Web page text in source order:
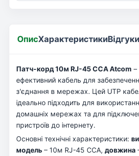
ОписХарактеристики
Патч-корд 10м RJ-45 CCA Atcom –
ефективний кабель для
з'єднання в мережах. Цей UTP
ідеально підходить для
домашніх мережах та для
пристроїв до інтернету.
Основні технічні характеристики:
модель – 10м RJ-45 CCA, довжина